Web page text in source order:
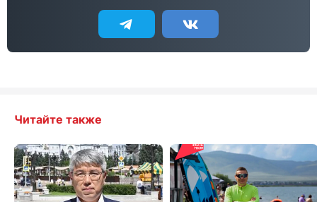
Читайте также